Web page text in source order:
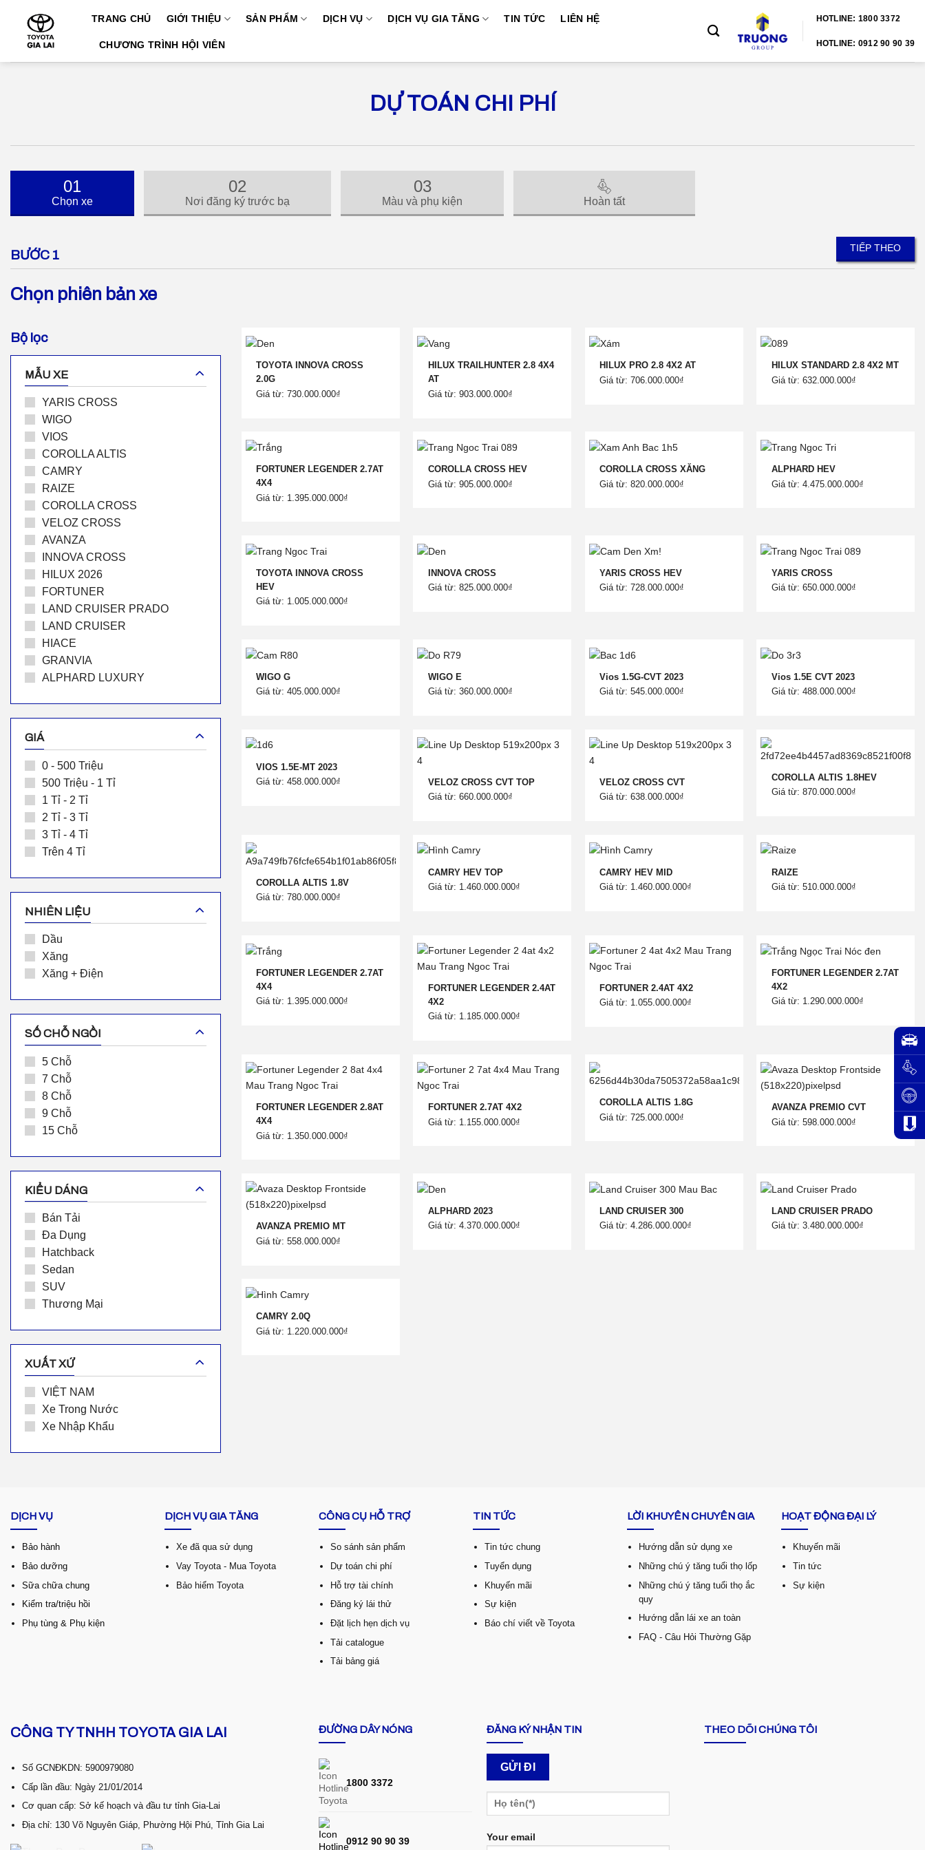
content
TRANG CHỦ GIỚI THIỆU SẢN PHẨM DỊCH VỤ DỊCH VỤ GIA TĂNG TIN TỨC LIÊN HỆ
CHƯƠNG TRÌNH HỘI VIÊN
HOTLINE: 1800 3372
HOTLINE: 0912 90 90 39
DỰ TOÁN CHI PHÍ
01
Chọn xe
02
Nơi đăng ký trước bạ
03
Màu và phụ kiện Hoàn tất
BƯỚC 1 TIẾP THEO
Chọn phiên bản xe
Bộ lọc
MẪU XE
YARIS CROSS
WIGO
VIOS
COROLLA ALTIS
CAMRY
RAIZE
COROLLA CROSS
VELOZ CROSS
AVANZA
INNOVA CROSS
HILUX 2026
FORTUNER
LAND CRUISER PRADO
LAND CRUISER
HIACE
GRANVIA
ALPHARD LUXURY
GIÁ
0 - 500 Triệu
500 Triệu - 1 Tỉ
1 Tỉ - 2 Tỉ
2 Tỉ - 3 Tỉ
3 Tỉ - 4 Tỉ
Trên 4 Tỉ
NHIÊN LIỆU
Dầu
Xăng
Xăng + Điện
SỐ CHỖ NGỒI
5 Chỗ
7 Chỗ
8 Chỗ
9 Chỗ
15 Chỗ
KIỂU DÁNG
Bán Tải
Đa Dụng
Hatchback
Sedan
SUV
Thương Mại
XUẤT XỨ
VIỆT NAM
Xe Trong Nước
Xe Nhập Khẩu
TOYOTA INNOVA CROSS
2.0G
Giá từ: 730.000.000₫
HILUX TRAILHUNTER 2.8 4X4
AT
Giá từ: 903.000.000₫
HILUX PRO 2.8 4X2 AT
Giá từ: 706.000.000₫
HILUX STANDARD 2.8 4X2 MT
Giá từ: 632.000.000₫
FORTUNER LEGENDER 2.7AT
4X4
Giá từ: 1.395.000.000₫
COROLLA CROSS HEV
Giá từ: 905.000.000₫
COROLLA CROSS XĂNG
Giá từ: 820.000.000₫
ALPHARD HEV
Giá từ: 4.475.000.000₫
TOYOTA INNOVA CROSS
HEV
Giá từ: 1.005.000.000₫
INNOVA CROSS
Giá từ: 825.000.000₫
YARIS CROSS HEV
Giá từ: 728.000.000₫
YARIS CROSS
Giá từ: 650.000.000₫
WIGO G
Giá từ: 405.000.000₫
WIGO E
Giá từ: 360.000.000₫
Vios 1.5G-CVT 2023
Giá từ: 545.000.000₫
Vios 1.5E CVT 2023
Giá từ: 488.000.000₫
VIOS 1.5E-MT 2023
Giá từ: 458.000.000₫
VELOZ CROSS CVT TOP
Giá từ: 660.000.000₫
VELOZ CROSS CVT
Giá từ: 638.000.000₫
COROLLA ALTIS 1.8HEV
Giá từ: 870.000.000₫
COROLLA ALTIS 1.8V
Giá từ: 780.000.000₫
CAMRY HEV TOP
Giá từ: 1.460.000.000₫
CAMRY HEV MID
Giá từ: 1.460.000.000₫
RAIZE
Giá từ: 510.000.000₫
FORTUNER LEGENDER 2.7AT
4X4
Giá từ: 1.395.000.000₫
FORTUNER LEGENDER 2.4AT
4X2
Giá từ: 1.185.000.000₫
FORTUNER 2.4AT 4X2
Giá từ: 1.055.000.000₫
FORTUNER LEGENDER 2.7AT
4X2
Giá từ: 1.290.000.000₫
FORTUNER LEGENDER 2.8AT
4X4
Giá từ: 1.350.000.000₫
FORTUNER 2.7AT 4X2
Giá từ: 1.155.000.000₫
COROLLA ALTIS 1.8G
Giá từ: 725.000.000₫
AVANZA PREMIO CVT
Giá từ: 598.000.000₫
AVANZA PREMIO MT
Giá từ: 558.000.000₫
ALPHARD 2023
Giá từ: 4.370.000.000₫
LAND CRUISER 300
Giá từ: 4.286.000.000₫
LAND CRUISER PRADO
Giá từ: 3.480.000.000₫
CAMRY 2.0Q
Giá từ: 1.220.000.000₫
DỊCH VỤ
Bảo hành
Bảo dưỡng
Sữa chữa chung
Kiểm tra/triệu hồi
Phụ tùng & Phụ kiện
DỊCH VỤ GIA TĂNG
Xe đã qua sử dụng
Vay Toyota - Mua Toyota
Bảo hiểm Toyota
CÔNG CỤ HỖ TRỢ
So sánh sản phẩm
Dự toán chi phí
Hỗ trợ tài chính
Đăng ký lái thử
Đặt lịch hẹn dịch vụ
Tải catalogue
Tải bảng giá
TIN TỨC
Tin tức chung
Tuyển dụng
Khuyến mãi
Sự kiện
Báo chí viết về Toyota
LỜI KHUYÊN CHUYÊN GIA
Hướng dẫn sử dụng xe
Những chú ý tăng tuổi thọ lốp
Những chú ý tăng tuổi thọ ắc
quy
Hướng dẫn lái xe an toàn
FAQ - Câu Hỏi Thường Gặp
HOẠT ĐỘNG ĐẠI LÝ
Khuyến mãi
Tin tức
Sự kiện
CÔNG TY TNHH TOYOTA GIA LAI
Số GCNĐKDN: 5900979080
Cấp lần đầu: Ngày 21/01/2014
Cơ quan cấp: Sở kế hoạch và đầu tư tỉnh Gia-Lai
Địa chỉ: 130 Võ Nguyên Giáp, Phường Hội Phú, Tỉnh Gia Lai
ĐƯỜNG DÂY NÓNG
1800 3372
0912 90 90 39
ĐĂNG KÝ NHẬN TIN
Your email
THEO DÕI CHÚNG TÔI